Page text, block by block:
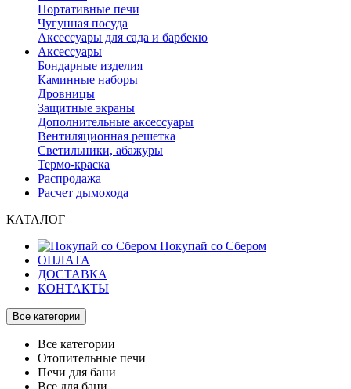
Портативные печи
Чугунная посуда
Аксессуары для сада и барбекю
Аксессуары
Бондарные изделия
Каминные наборы
Дровницы
Защитные экраны
Дополнительные аксессуары
Вентиляционная решетка
Светильники, абажуры
Термо-краска
Распродажа
Расчет дымохода
КАТАЛОГ
Покупай со Сбером
ОПЛАТА
ДОСТАВКА
КОНТАКТЫ
Все категории
Все категории
Отопительные печи
Печи для бани
Все для бани